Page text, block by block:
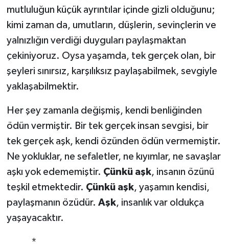
mutluluğun küçük ayrıntılar içinde gizli olduğunu;
kimi zaman da, umutların, düşlerin, sevinçlerin ve
yalnızlığın verdiği duyguları paylaşmaktan
çekiniyoruz. Oysa yaşamda, tek gerçek olan, bir
şeyleri sınırsız, karşılıksız paylaşabilmek, sevgiyle
yaklaşabilmektir.
Her şey zamanla değişmiş, kendi benliğinden
ödün vermiştir. Bir tek gerçek insan sevgisi, bir
tek gerçek aşk, kendi özünden ödün vermemiştir.
Ne yokluklar, ne sefaletler, ne kıyımlar, ne savaşlar
aşkı yok edememiştir. Çünkü aşk, insanın özünü
teşkil etmektedir. Çünkü aşk, yaşamın kendisi,
paylaşmanın özüdür. Aşk, insanlık var oldukça
yaşayacaktır.
*